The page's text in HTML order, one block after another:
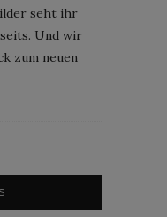
seht ihr
Und wir
zum neuen